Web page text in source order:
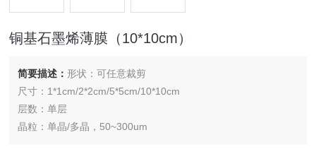
铜基石墨烯薄膜（10*10cm）
简要描述： 形状：可任意裁剪
尺寸：1*1cm/2*2cm/5*5cm/10*10cm
层数：单层
晶粒：单晶/多晶，50~300um